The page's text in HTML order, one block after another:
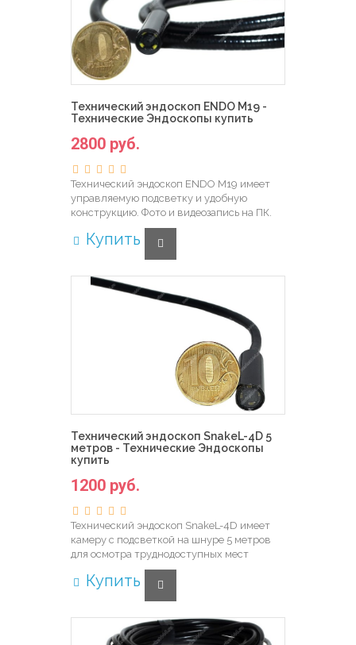
Технический эндоскоп ENDO M19 -
Технические Эндоскопы купить
2800 руб.
Технический эндоскоп ENDO M19 имеет
управляемую подсветку и удобную
конструкцию. Фото и видеозапись на ПК.
Купить
Технический эндоскоп SnakeL-4D 5
метров - Технические Эндоскопы
купить
1200 руб.
Технический эндоскоп SnakeL-4D имеет
камеру с подсветкой на шнуре 5 метров
для осмотра труднодоступных мест
Купить